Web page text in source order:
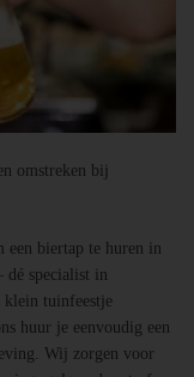
omstreken bij
een biertap te huren in
dé specialist in
klein tuinfeestje
huur je eenvoudig een
Wij zorgen voor